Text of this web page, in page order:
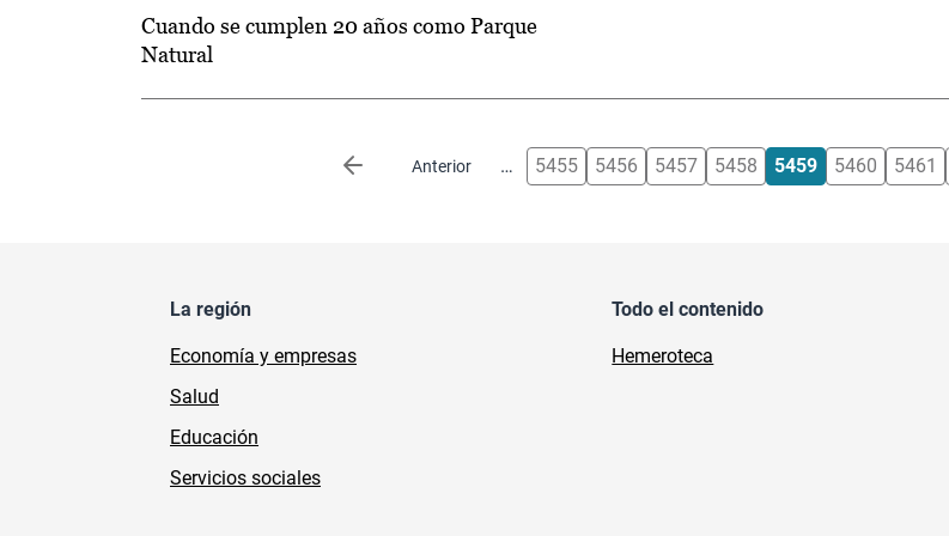
Cuando se cumplen 20 años como Parque
Natural
Anterior
Página anterior … 5455 5456 5457 5458 5459 5460 5461
La región
Economía y empresas
Salud
Educación
Servicios sociales
Todo el contenido
Hemeroteca